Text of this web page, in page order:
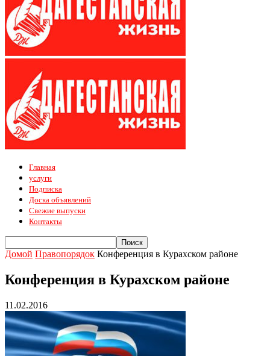
Главная
услуги
Подписка
Доска объявлений
Свежие выпуски
Контакты
Домой Правопорядок Конференция в Курахском районе
Конференция в Курахском районе
11.02.2016